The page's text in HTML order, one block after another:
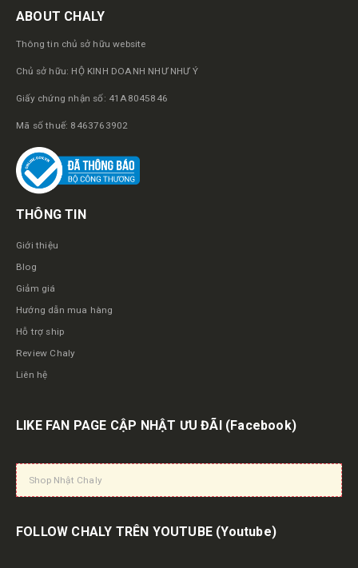
ABOUT CHALY
Thông tin chủ sở hữu website
Chủ sở hữu: HỘ KINH DOANH NHƯ NHƯ Ý
Giấy chứng nhận số: 41A8045846
Mã số thuế: 8463763902
THÔNG TIN
Giới thiệu
Blog
Giảm giá
Hướng dẫn mua hàng
Hỗ trợ ship
Review Chaly
Liên hệ
LIKE FAN PAGE CẬP NHẬT ƯU ĐÃI (Facebook)
Shop Nhật Chaly
FOLLOW CHALY TRÊN YOUTUBE (Youtube)